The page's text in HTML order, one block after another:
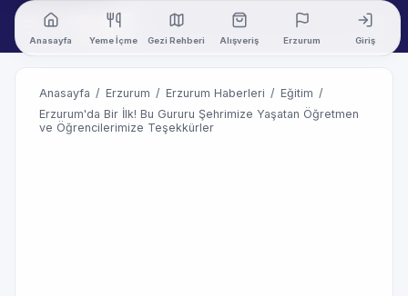
Anasayfa Yeme İçme Gezi Rehberi Alışveriş Erzurum Giriş
Anasayfa / Erzurum / Erzurum Haberleri / Eğitim /
Erzurum'da Bir İlk! Bu Gururu Şehrimize Yaşatan Öğretmen
ve Öğrencilerimize Teşekkürler